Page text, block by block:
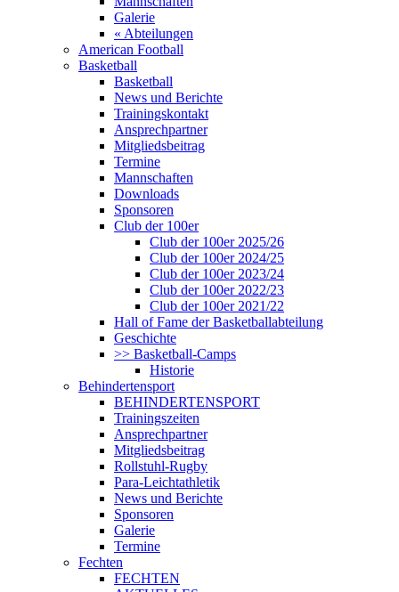
Galerie
« Abteilungen
American Football
Basketball
Basketball
News und Berichte
Trainingskontakt
Ansprechpartner
Mitgliedsbeitrag
Termine
Mannschaften
Downloads
Sponsoren
Club der 100er
Club der 100er 2025/26
Club der 100er 2024/25
Club der 100er 2023/24
Club der 100er 2022/23
Club der 100er 2021/22
Hall of Fame der Basketballabteilung
Geschichte
>> Basketball-Camps
Historie
Behindertensport
BEHINDERTENSPORT
Trainingszeiten
Ansprechpartner
Mitgliedsbeitrag
Rollstuhl-Rugby
Para-Leichtathletik
News und Berichte
Sponsoren
Galerie
Termine
Fechten
FECHTEN